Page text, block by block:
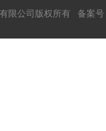
限公司版权所有 备案号